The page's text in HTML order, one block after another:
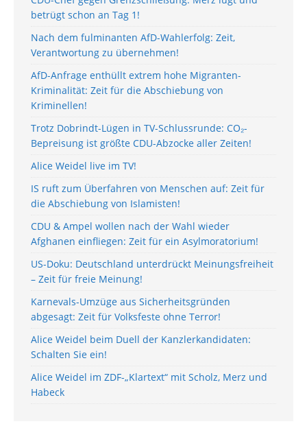
betrügt schon an Tag 1!
Nach dem fulminanten AfD-Wahlerfolg: Zeit,
Verantwortung zu übernehmen!
AfD-Anfrage enthüllt extrem hohe Migranten-
Kriminalität: Zeit für die Abschiebung von
Kriminellen!
Trotz Dobrindt-Lügen in TV-Schlussrunde: CO₂-
Bepreisung ist größte CDU-Abzocke aller Zeiten!
Alice Weidel live im TV!
IS ruft zum Überfahren von Menschen auf: Zeit für
die Abschiebung von Islamisten!
CDU & Ampel wollen nach der Wahl wieder
Afghanen einfliegen: Zeit für ein Asylmoratorium!
US-Doku: Deutschland unterdrückt Meinungsfreiheit
– Zeit für freie Meinung!
Karnevals-Umzüge aus Sicherheitsgründen
abgesagt: Zeit für Volksfeste ohne Terror!
Alice Weidel beim Duell der Kanzlerkandidaten:
Schalten Sie ein!
Alice Weidel im ZDF-„Klartext“ mit Scholz, Merz und
Habeck